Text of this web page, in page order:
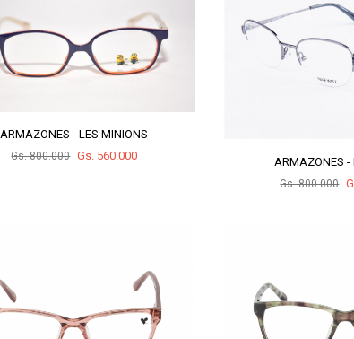
ARMAZONES - LES MINIONS
Gs. 800.000 Gs. 560.000 ARMAZONES -
Gs. 800.000